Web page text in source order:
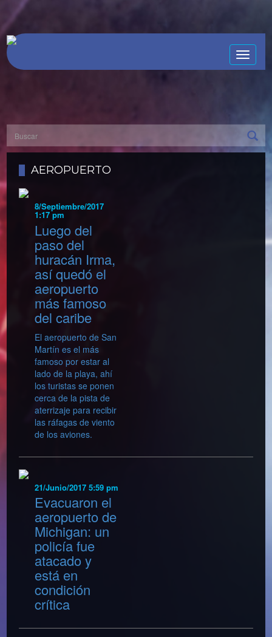
Toggle
AEROPUERTO
8/Septiembre/2017
1:17 pm
Luego del
paso del
huracán Irma,
así quedó el
aeropuerto
más famoso
del caribe
El aeropuerto de San
Martín es el más
famoso por estar al
lado de la playa, ahí
los turistas se ponen
cerca de la pista de
aterrizaje para recibir
las ráfagas de viento
de los aviones.
21/Junio/2017 5:59 pm
Evacuaron el
aeropuerto de
Michigan: un
policía fue
atacado y
está en
condición
crítica